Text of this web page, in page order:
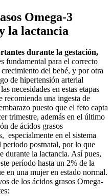
Omega-3
la lactancia
durante la gestación,
fundamental para el correcto
del bebé, y por otra
de hipertensión arterial
necesidades en estas etapas
recomienda una ingesta de
puesto que el feto capta
trimestre, además en el último
de ácidos grasos
especialmente en el sistema
postnatal, por lo que
durante la lactancia. Así pues,
período hasta un 2% de la
en una mujer en estado normal.
de los ácidos grasos Omega-